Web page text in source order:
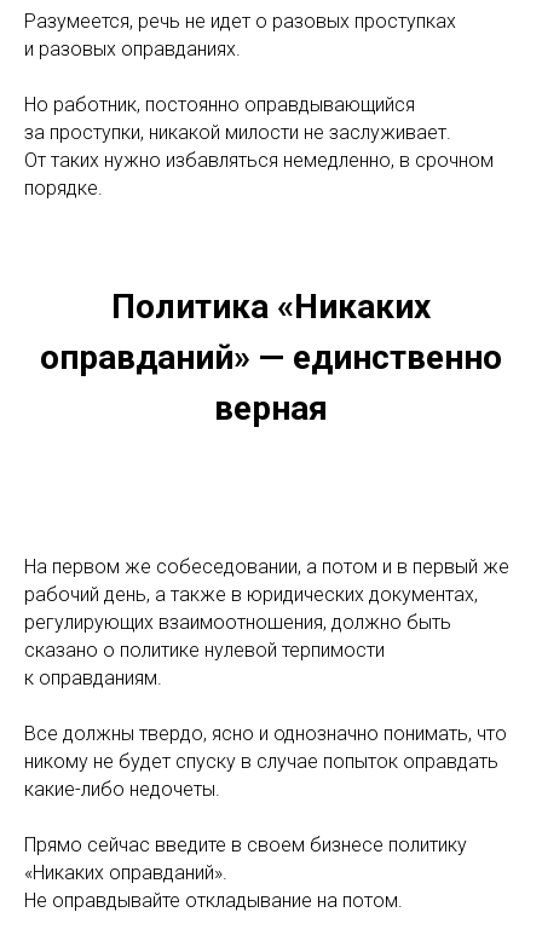
Разумеется, речь не идет о разовых проступках
и разовых оправданиях.
Но работник, постоянно оправдывающийся
за проступки, никакой милости не заслуживает.
От таких нужно избавляться немедленно, в срочном
порядке.
Политика «Никаких
оправданий» — единственно
верная
На первом же собеседовании, а потом и в первый же
рабочий день, а также в юридических документах,
регулирующих взаимоотношения, должно быть
сказано о политике нулевой терпимости
к оправданиям.
Все должны твердо, ясно и однозначно понимать, что
никому не будет спуску в случае попыток оправдать
какие-либо недочеты.
Прямо сейчас введите в своем бизнесе политику
«Никаких оправданий».
Не оправдывайте откладывание на потом.